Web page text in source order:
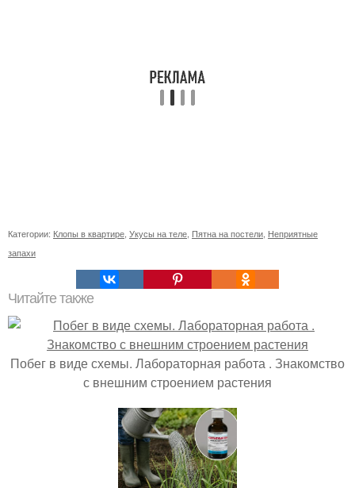
Категории: Клопы в квартире Укусы на теле Пятна на постели Неприятные
запахи
Читайте также
Побег в виде схемы. Лабораторная работа . Знакомство
с внешним строением растения